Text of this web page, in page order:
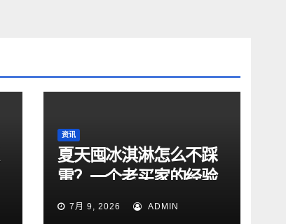
资讯
夏天囤冰淇淋怎么不踩
雷？一个老买家的经验
总结
7月 9, 2026 ADMIN